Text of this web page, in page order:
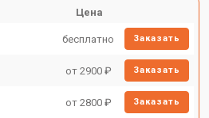
Цена
бесплатно Заказать
от 2900 ₽ Заказать
от 2800 ₽ Заказать